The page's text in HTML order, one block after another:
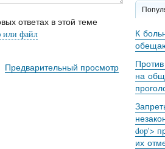
ответах в этой теме
или файл
Предварительный просмотр
К
на
dop'>
их